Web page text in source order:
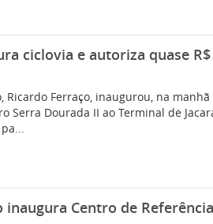
ciclovia e autoriza quase
Ricardo Ferraço, inaugurou, na
Serra Dourada II ao Terminal de
inaugura Centro de